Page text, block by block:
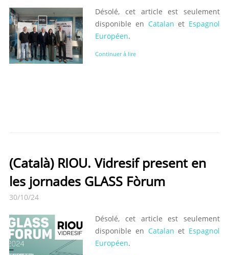
Désolé, cet article est seulement
disponible en Catalan et Espagnol
Européen.
Continuer à lire
(Català) RIOU. Vidresif present en
les jornades GLASS Fòrum
30/10/24
Désolé, cet article est seulement
disponible en Catalan et Espagnol
Européen.